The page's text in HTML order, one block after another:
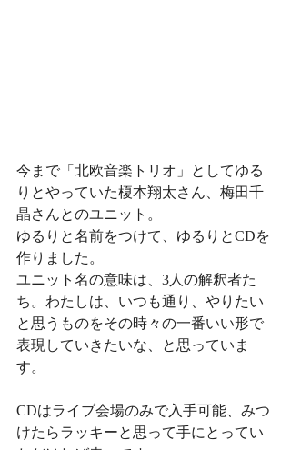
今まで「北欧音楽トリオ」としてゆる
りとやっていた榎本翔太さん、梅田千
晶さんとのユニット。
ゆるりと名前をつけて、ゆるりとCDを
作りました。
ユニット名の意味は、3人の解釈者た
ち。わたしは、いつも通り、やりたい
と思うものをその時々の一番いい形で
表現していきたいな、と思っていま
す。
CDはライブ会場のみで入手可能、みつ
けたらラッキーと思って手にとってい